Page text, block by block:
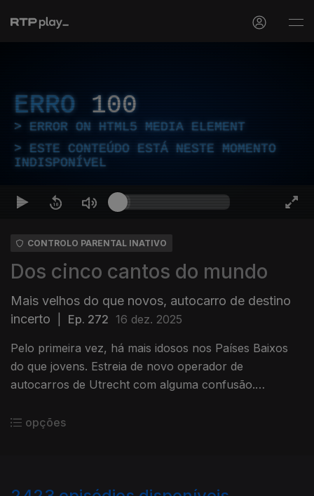
ERRO 100
ERROR ON HTML5 MEDIA ELEMENT
ESTE CONTEÚDO ESTÁ NESTE MOMENTO
INDISPONÍVEL
CONTROLO PARENTAL INATIVO
Dos cinco cantos do mundo
Mais velhos do que novos, autocarro de destino
incerto
Ep. 272 16 dez. 2025
Pelo primeira vez, há mais idosos nos Países Baixos
do que jovens. Estreia de novo operador de
autocarros de Utrecht com alguma confusão.
Com Amadeu Dias, em Utrecht, Países Baixos.
opções